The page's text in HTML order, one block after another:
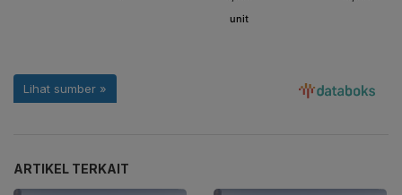
ARTIKEL TERKAIT